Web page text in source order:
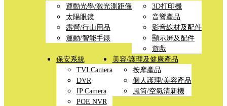
運動光學/激光測距儀
太陽眼鏡
露營/行山用品
運動/智能手錶
3D打印機
音響產品
影音線材及配件
顯示屏及配件
遊戲
保安系統
TVI Camera
DVR
IP Camera
POE NVR
美容/護理及健康產品
按摩產品
個人護理/美容產品
風筒/空氣清新機